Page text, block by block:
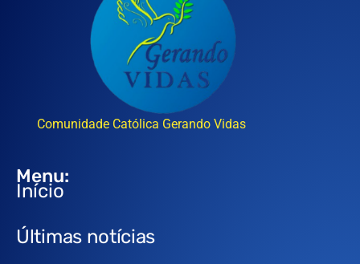
Comunidade Católica Gerando Vidas
Menu:
Início
Últimas notícias